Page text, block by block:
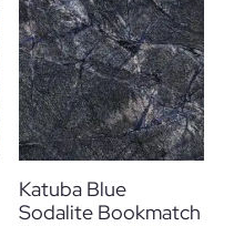
Katuba Blue
Sodalite Bookmatch